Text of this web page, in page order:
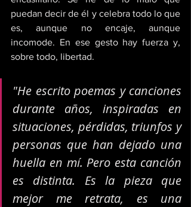
puedan decir de él y celebra todo lo que
es, aunque no encaje, aunque
incomode. En ese gesto hay fuerza y,
sobre todo, libertad.
"He escrito poemas y canciones
durante años, inspiradas en
situaciones, pérdidas, triunfos y
personas que han dejado una
huella en mí. Pero esta canción
es distinta. Es la pieza que
mejor me retrata, es una